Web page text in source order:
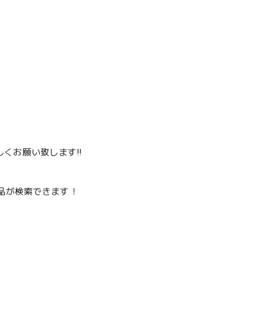
お願い致します‼️
検索できます！